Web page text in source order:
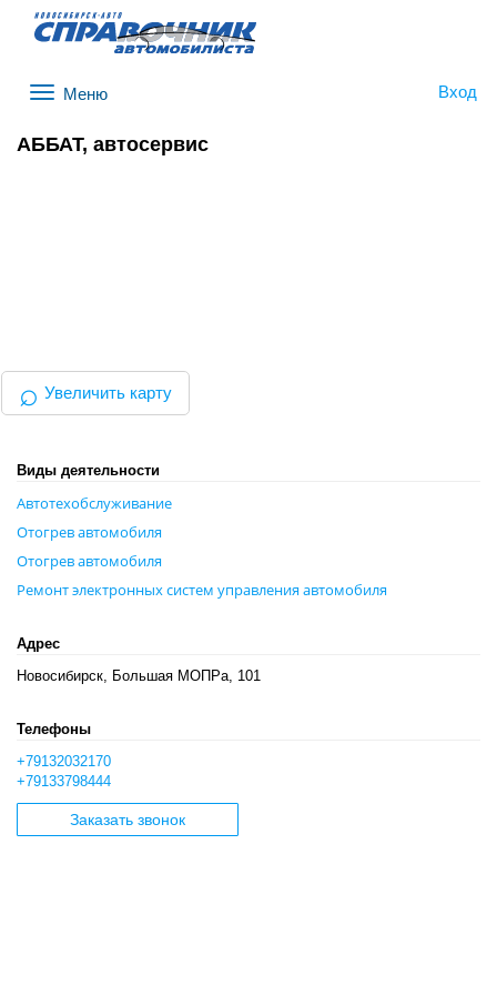
Вход
АББАТ, автосервис
⌕ Увеличить карту
Виды деятельности
Автотехобслуживание
Отогрев автомобиля
Отогрев автомобиля
Ремонт электронных систем управления автомобиля
Адрес
Новосибирск, Большая МОПРа, 101
Телефоны
+79132032170
+79133798444
Заказать звонок